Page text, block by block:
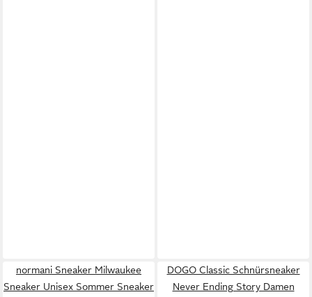
normani Sneaker Milwaukee
Sneaker Unisex Sommer Sneaker
DOGO Classic Schnürsneaker
Never Ending Story Damen